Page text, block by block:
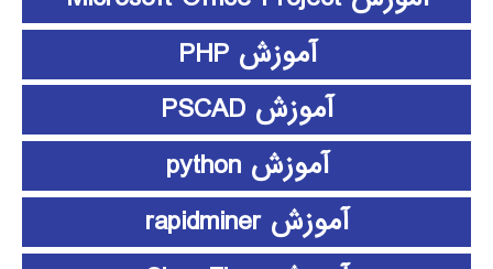
آموزش PHP
آموزش PSCAD
آموزش python
آموزش rapidminer